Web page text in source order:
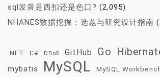
sql发音是西扣还是色口? (2,095)
NHANES数据挖掘：选题与研究设计指南
.NET C# DDoS GitHub Go
mybatis MySQL MySQL